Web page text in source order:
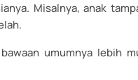
Misalnya, anak
umumnya lebih